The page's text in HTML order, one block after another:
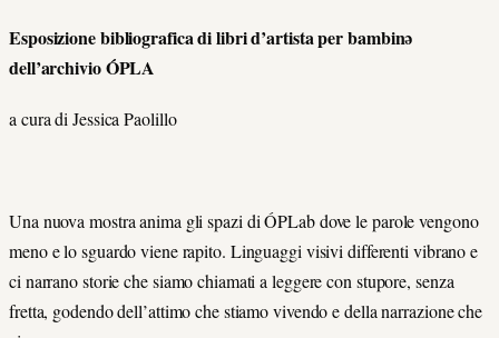
Esposizione bibliografica di libri d’artista per bambinə
dell’archivio ÓPLA
a cura di Jessica Paolillo
Una nuova mostra anima gli spazi di ÓPLab dove le parole vengono
meno e lo sguardo viene rapito. Linguaggi visivi differenti vibrano e
ci narrano storie che siamo chiamati a leggere con stupore, senza
fretta, godendo dell’attimo che stiamo vivendo e della narrazione che